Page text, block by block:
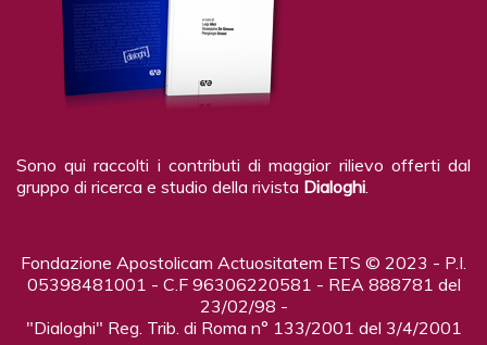
Sono qui raccolti i contributi di maggior rilievo offerti dal
gruppo di ricerca e studio della rivista Dialoghi
Fondazione Apostolicam Actuositatem ETS © 2023 - P.I.
05398481001 - C.F 96306220581 - REA 888781 del
23/02/98 -
"Dialoghi" Reg. Trib. di Roma n° 133/2001 del 3/4/2001